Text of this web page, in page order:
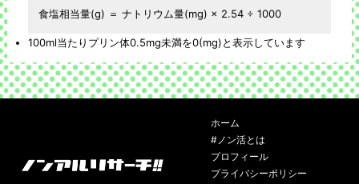
食塩相当量(g) ＝ ナトリウム量(mg) × 2.54 ÷ 1000
100ml当たりプリン体0.5mg未満を0(mg)と表示しています
ホーム
#ノン活とは
プロフィール
プライバシーポリシー